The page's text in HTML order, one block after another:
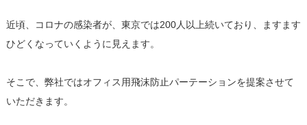
近頃、コロナの感染者が、東京では200人以上続いており、ますます
ひどくなっていくように見えます。
そこで、弊社ではオフィス用飛沫防止パーテーションを提案させて
いただきます。